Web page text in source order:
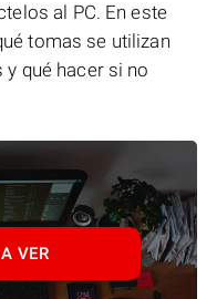
al PC. En este
tomas se utilizan
qué hacer si no
VER